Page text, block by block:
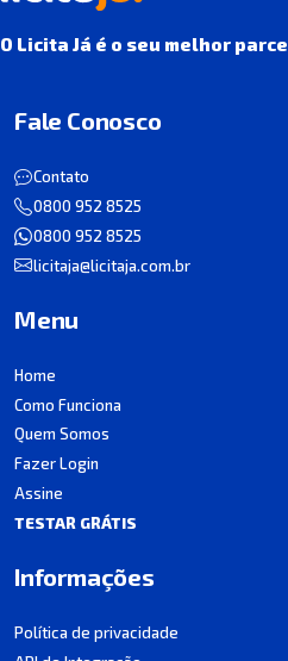
O Licita Já é o seu melhor
Fale Conosco
Contato
0800 952 8525
0800 952 8525
licitaja@licitaja.com.br
Menu
Home
Como Funciona
Quem Somos
Fazer Login
Assine
TESTAR GRÁTIS
Informações
Política de privacidade